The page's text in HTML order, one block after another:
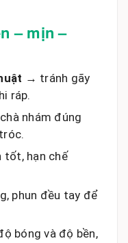
– mịn –
→ tránh gãy
ráp.
nhám đúng
tốt, hạn chế
phun đều tay để
bóng và độ bền,